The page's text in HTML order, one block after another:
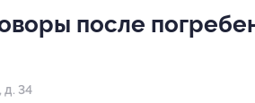
после
д. 34